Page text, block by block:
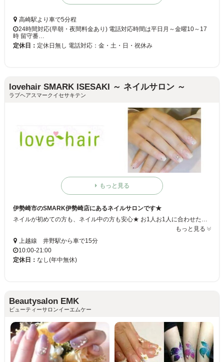
高崎駅より車で5分程
24時間対応(早朝・夜間料金あり) 電話対応時間は平日月～金曜10～17
時 留守番…
定休日： 定休日無し 電話対応：金・土・日・祝休み
lovehair SMARK ISESAKI ～ ネイルサロン ～
ラブヘアスマークイセサキテン
もっと見る
伊勢崎市のSMARK伊勢崎店にあるネイルサロンです★
もっと見る
上越線 井野駅から車で15分
10:00-21:00
定休日： なし(年中無休)
Beautysalon EMK
ビューティーサロンイーエムケー